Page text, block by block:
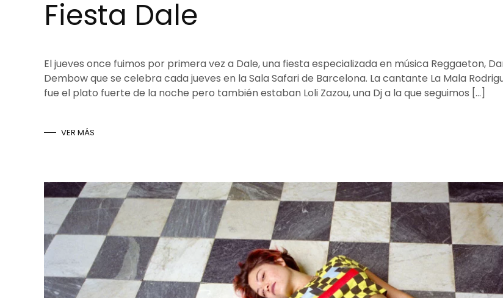
Fiesta Dale
El jueves once fuimos por primera vez a Dale, una fiesta especializada en música Reggaeton,
Dembow que se celebra cada jueves en la Sala Safari de Barcelona. La cantante La Mala
fue el plato fuerte de la noche pero también estaban Loli Zazou, una Dj a la que seguimos […]
VER MÁS